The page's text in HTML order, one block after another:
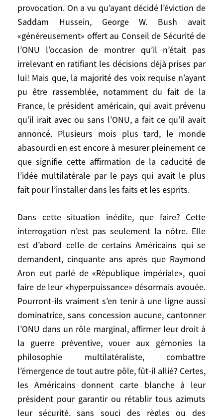
provocation. On a vu qu’ayant décidé l’éviction de
Saddam Hussein, George W. Bush avait
«généreusement» offert au Conseil de Sécurité de
l’ONU l’occasion de montrer qu’il n’était pas
irrelevant en ratifiant les décisions déjà prises par
lui! Mais que, la majorité des voix requise n’ayant
pu être rassemblée, notamment du fait de la
France, le président américain, qui avait prévenu
qu’il irait avec ou sans l’ONU, a fait ce qu’il avait
annoncé. Plusieurs mois plus tard, le monde
abasourdi en est encore à mesurer pleinement ce
que signifie cette affirmation de la caducité de
l’idée multilatérale par le pays qui avait le plus
fait pour l’installer dans les faits et les esprits.
Dans cette situation inédite, que faire? Cette
interrogation n’est pas seulement la nôtre. Elle
est d’abord celle de certains Américains qui se
demandent, cinquante ans après que Raymond
Aron eut parlé de «République impériale», quoi
faire de leur «hyperpuissance» désormais avouée.
Pourront-ils vraiment s’en tenir à une ligne aussi
dominatrice, sans concession aucune, cantonner
l’ONU dans un rôle marginal, affirmer leur droit à
la guerre préventive, vouer aux gémonies la
philosophie multilatéraliste, combattre
l’émergence de tout autre pôle, fût-il allié? Certes,
les Américains donnent carte blanche à leur
président pour garantir ou rétablir tous azimuts
leur sécurité, sans souci des règles ou des
Etats-Unis estiment être en droit de
décider seuls, sans limitation extérieure
d’aucune sorte, de ce qui doit être fait pour
leur sécurité, y compris, préventivement,
rechercher la supériorité militaire sur
l’ensemble des autres, et même empêcher
tout rival d’émerger. Ils s’estiment chargés
de propager activement de par le monde
les valeurs américaines de la démocratie et
du marché. Ils assument tout cela sans
aucune gêne, et même, avec Kristoll, Kagan
et quelques autres, le théorisent non sans
provocation. On a vu qu’ayant décidé
l’éviction de Saddam Hussein, George W.
Bush avait «généreusement» offert au
montrer qu’il n’était pas irrelevant en
ratifiant les décisions déjà prises par lui!
Mais que, la majorité des voix requise
n’ayant pu être rassemblée, notamment du
fait de la France, le président américain,
qui avait prévenu qu’il irait avec ou sans
l’ONU, a fait ce qu’il avait annoncé.
Plusieurs mois plus tard, le monde
abasourdi en est encore à mesurer
pleinement ce que signifie cette
affirmation de la caducité de l’idée
multilatérale par le pays qui avait le plus
fait pour l’installer dans les faits et les
esprits.
Dans cette situation inédite, que faire?